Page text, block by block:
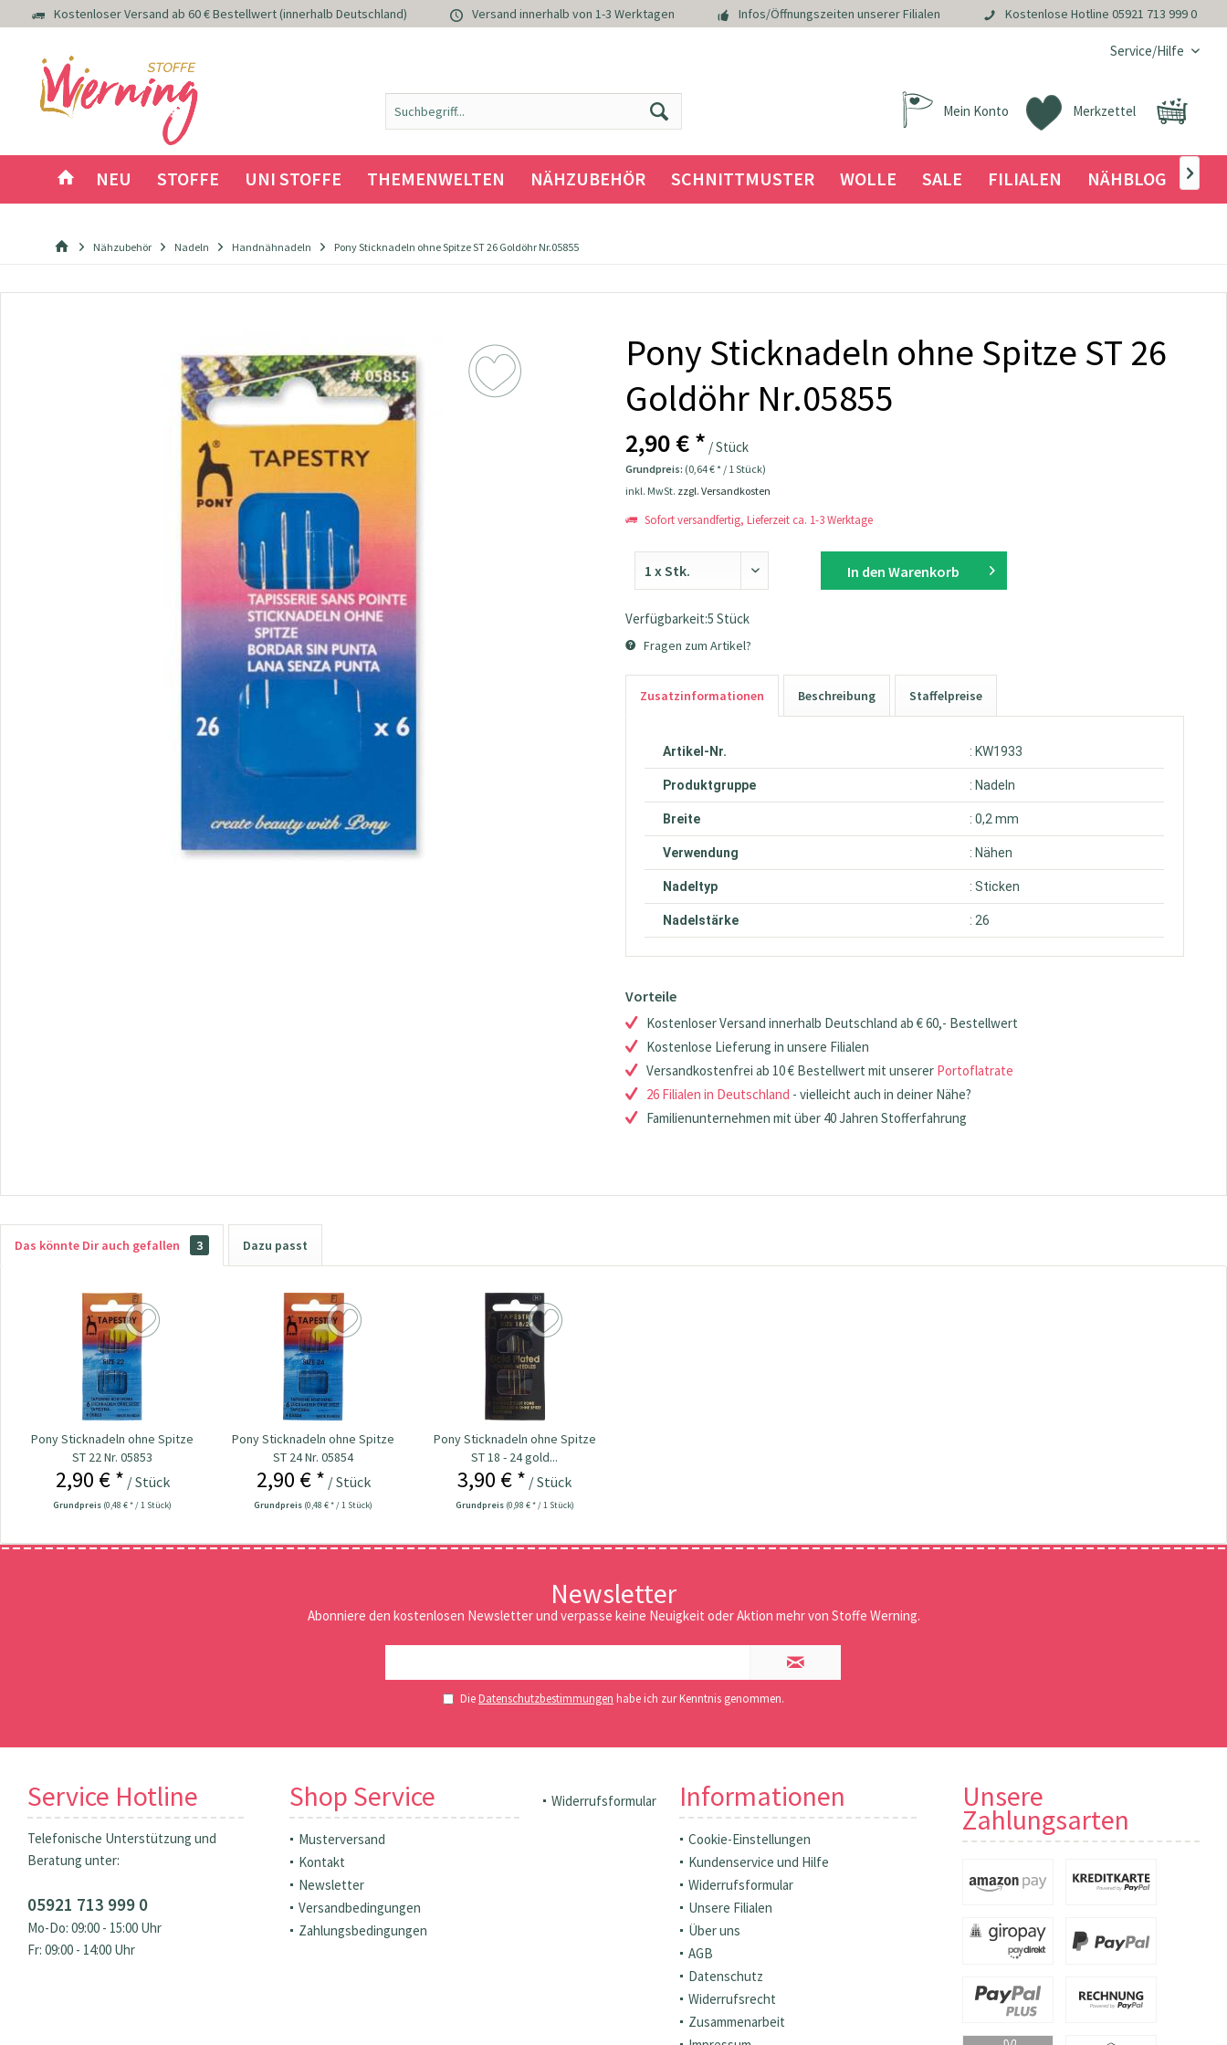
Kostenloser Versand ab 60 € Bestellwert (innerhalb Deutschland) Versand innerhalb von 1-3 Werktagen Infos/Öffnungszeiten unserer Filialen Kostenlose Hotline 05921 713 999 0
Service/Hilfe
Merkzettel
Mein Konto
NEU STOFFE UNI STOFFE THEMENWELTEN NÄHZUBEHÖR SCHNITTMUSTER WOLLE SALE FILIALEN NÄHBLOG 
Nähzubehör Nadeln Handnähnadeln Pony Sticknadeln ohne Spitze ST 26 Goldöhr Nr.05855
Pony Sticknadeln ohne Spitze ST 26
Goldöhr Nr.05855
2,90 € * / Stück
Grundpreis: (0,64 € * / 1 Stück)
inkl. MwSt. zzgl. Versandkosten
Sofort versandfertig, Lieferzeit ca. 1-3 Werktage
In den Warenkorb
Verfügbarkeit:5 Stück
Fragen zum Artikel?
Zusatzinformationen Beschreibung Staffelpreise
Artikel-Nr. : KW1933
Produktgruppe : Nadeln
Breite : 0,2 mm
Verwendung : Nähen
Nadeltyp : Sticken
Nadelstärke : 26
Vorteile
Kostenloser Versand innerhalb Deutschland ab € 60,- Bestellwert
Kostenlose Lieferung in unsere Filialen
Versandkostenfrei ab 10 € Bestellwert mit unserer Portoflatrate
26 Filialen in Deutschland - vielleicht auch in deiner Nähe?
Familienunternehmen mit über 40 Jahren Stofferfahrung
Das könnte Dir auch gefallen 3 Dazu passt
Pony Sticknadeln ohne Spitze
ST 22 Nr. 05853
2,90 € * / Stück
Grundpreis (0,48 € * / 1 Stück)
Pony Sticknadeln ohne Spitze
ST 24 Nr. 05854
2,90 € * / Stück
Grundpreis (0,48 € * / 1 Stück)
Pony Sticknadeln ohne Spitze
ST 18 - 24 gold...
3,90 € * / Stück
Grundpreis (0,98 € * / 1 Stück)
Newsletter
Abonniere den kostenlosen Newsletter und verpasse keine Neuigkeit oder Aktion mehr von Stoffe Werning.
DieDatenschutzbestimmungen habe ich zur Kenntnis genommen.
Service Hotline
Telefonische Unterstützung und
Beratung unter:
05921 713 999 0
Mo-Do: 09:00 - 15:00 Uhr
Fr: 09:00 - 14:00 Uhr
Shop Service
Musterversand
Kontakt
Newsletter
Versandbedingungen
Zahlungsbedingungen
Widerrufsformular Informationen
Cookie-Einstellungen
Kundenservice und Hilfe
Widerrufsformular
Unsere Filialen
Über uns
AGB
Datenschutz
Widerrufsrecht
Zusammenarbeit
Unsere
Zahlungsarten